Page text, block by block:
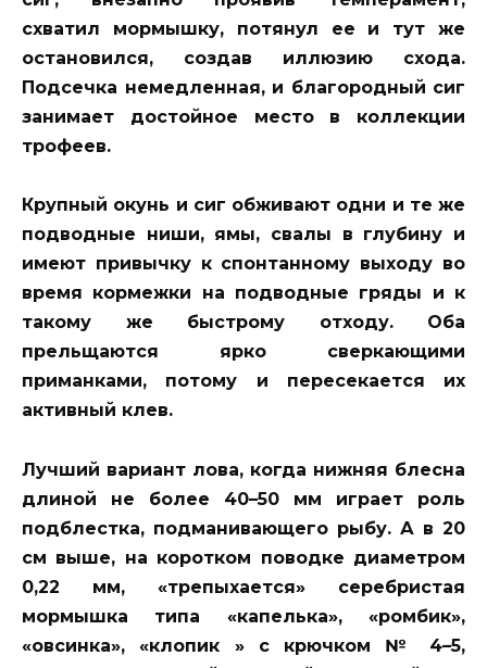
схватил мормышку, потянул ее и тут же
остановился, создав иллюзию схода.
Подсечка немедленная, и благородный сиг
занимает достойное место в коллекции
трофеев.
Крупный окунь и сиг обживают одни и те же
подводные ниши, ямы, свалы в глубину и
имеют привычку к спонтанному выходу во
время кормежки на подводные гряды и к
такому же быстрому отходу. Оба
прельщаются ярко сверкающими
приманками, потому и пересекается их
активный клев.
Лучший вариант лова, когда нижняя блесна
длиной не более 40–50 мм играет роль
подблестка, подманивающего рыбу. А в 20
см выше, на коротком поводке диаметром
0,22 мм, «трепыхается» серебристая
мормышка типа «капелька», «ромбик»,
«овсинка», «клопик » с крючком № 4–5,